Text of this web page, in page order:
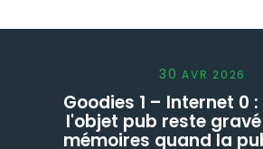
30 AVR 2026
Goodies 1 – Internet 0
l'objet pub reste
mémoires quand la